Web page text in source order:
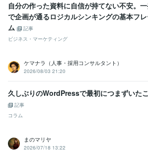
自分の作った資料に自信が持てない不安。
で企画が通るロジカルシンキングの基本フ
ム
記事
ビジネス・マーケティング
ケマナラ（人事・採用コンサルタント）
2026/08/03 21:20
久しぶりのWordPressで最初につまずいた
記事
コラム
まのマリヤ
2026/07/18 13:22